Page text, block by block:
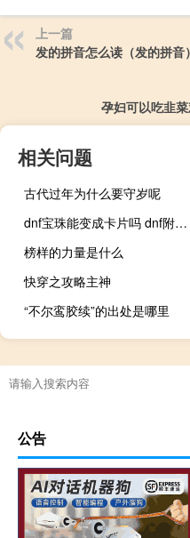
上一篇
发的拼音怎么读（发的拼音）
孕妇可以吃韭
相关问题
古代过年为什么要守岁呢
dnf宝珠能变成卡片吗 dnf附魔卡片怎么用
榜样的力量是什么
快穿之攻略主神
“不尔鸾胶续”的出处是哪里
公告